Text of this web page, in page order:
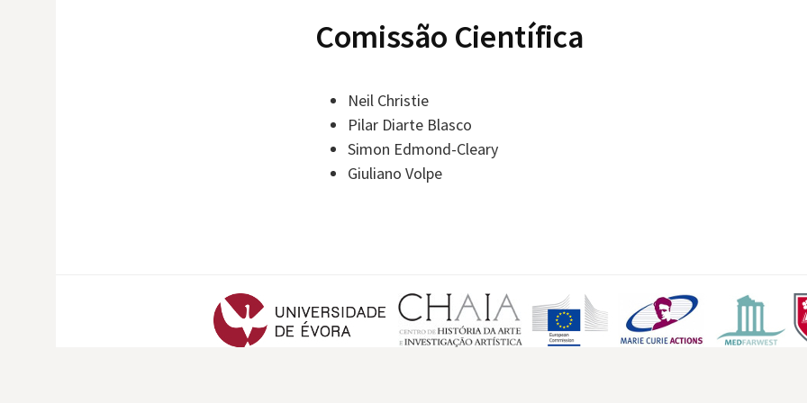
Comissão Científica
Neil Christie
Pilar Diarte Blasco
Simon Edmond-Cleary
Giuliano Volpe